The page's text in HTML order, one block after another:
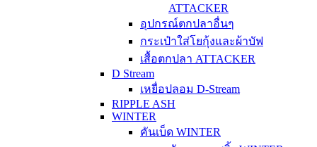
ATTACKER
อุปกรณ์ตกปลาอื่นๆ
กระเป๋าใส่โยกุ้งและผ้าบัฟ
เสื้อตกปลา ATTACKER
D Stream
เหยื่อปลอม D-Stream
RIPPLE ASH
WINTER
คันเบ็ด WINTER